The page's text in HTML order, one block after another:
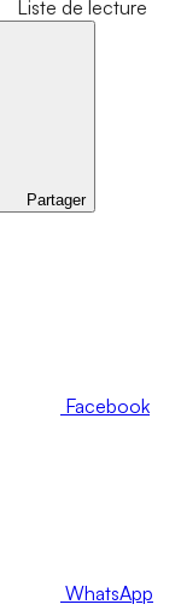
Liste de lecture
Partager
Facebook
WhatsApp